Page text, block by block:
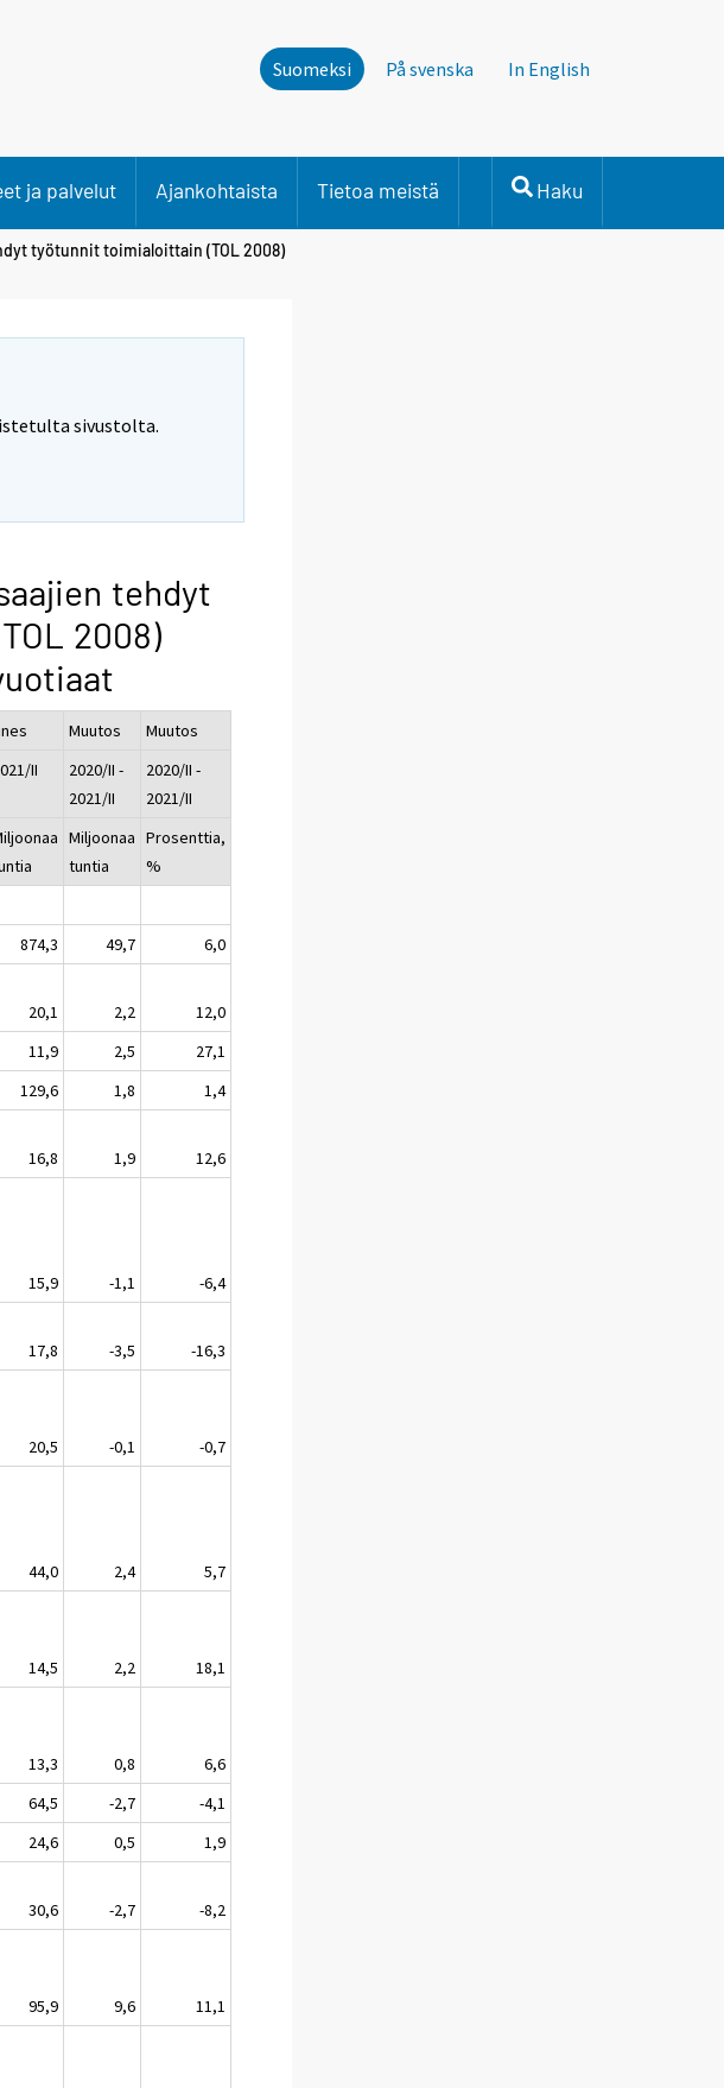
Suomeksi På svenska In English
ja palvelut Ajankohtaista Tietoa meistä Haku
työtunnit toimialoittain (TOL 2008)
sivustolta.
tehdyt
2008)
Muutos
Muutos
II
2020/II -
2021/II
2020/II -
2021/II
Miljoonaa
tuntia
Prosenttia,
%
874,3 49,7
6,0
20,1 2,2
12,0
11,9 2,5
27,1
129,6 1,8
1,4
16,8 1,9
12,6
15,9 -1,1
-6,4
17,8 -3,5
-16,3
20,5 -0,1
-0,7
44,0 2,4
5,7
14,5 2,2
18,1
13,3 0,8
6,6
64,5 -2,7
-4,1
24,6 0,5
1,9
30,6 -2,7
-8,2
95,9 9,6
11,1